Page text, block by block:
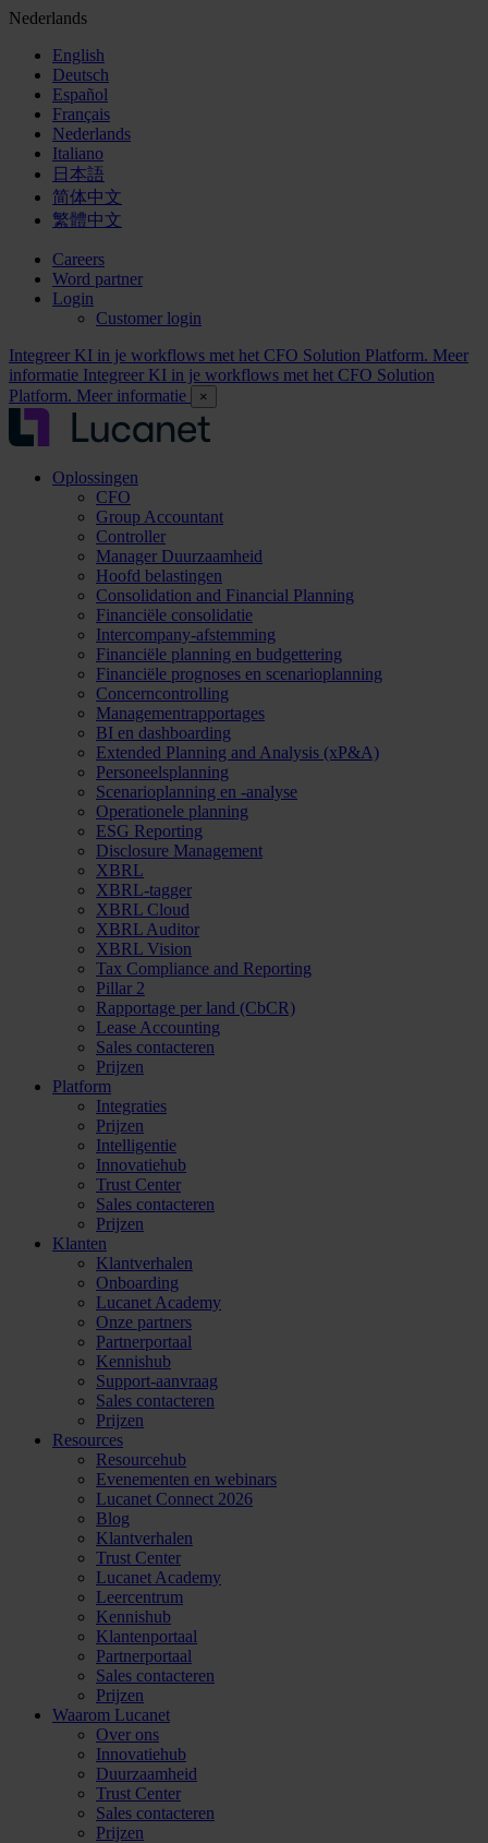
Nederlands
English
Deutsch
Español
Français
Nederlands
Italiano
日本語
简体中文
繁體中文
Careers
Word partner
Login
Customer login
Integreer KI in je workflows met het CFO Solution Platform. Meer
informatie Integreer KI in je workflows met het CFO Solution
Platform. Meer informatie
×
Oplossingen
CFO
Group Accountant
Controller
Manager Duurzaamheid
Hoofd belastingen
Consolidation and Financial Planning
Financiële consolidatie
Intercompany-afstemming
Financiële planning en budgettering
Financiële prognoses en scenarioplanning
Concerncontrolling
Managementrapportages
BI en dashboarding
Extended Planning and Analysis (xP&A)
Personeelsplanning
Scenarioplanning en -analyse
Operationele planning
ESG Reporting
Disclosure Management
XBRL
XBRL-tagger
XBRL Cloud
XBRL Auditor
XBRL Vision
Tax Compliance and Reporting
Pillar 2
Rapportage per land (CbCR)
Lease Accounting
Sales contacteren
Prijzen
Platform
Integraties
Prijzen
Intelligentie
Innovatiehub
Trust Center
Sales contacteren
Prijzen
Klanten
Klantverhalen
Onboarding
Lucanet Academy
Onze partners
Partnerportaal
Kennishub
Support-aanvraag
Sales contacteren
Prijzen
Resources
Resourcehub
Evenementen en webinars
Lucanet Connect 2026
Blog
Klantverhalen
Trust Center
Lucanet Academy
Leercentrum
Kennishub
Klantenportaal
Partnerportaal
Sales contacteren
Prijzen
Waarom Lucanet
Over ons
Innovatiehub
Duurzaamheid
Trust Center
Sales contacteren
Prijzen